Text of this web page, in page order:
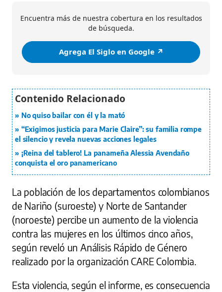
Encuentra más de nuestra cobertura en los resultados
de búsqueda.
Agrega El Siglo en Google ↗️
No quiso bailar con él y la mató
“Exigimos justicia para Marie Claire”: su familia rompe
el silencio y revela nuevas acciones legales
¡Reina del tablero! La panameña Alessia Avendaño
conquista el oro panamericano
La población de los departamentos colombianos
de Nariño (suroeste) y Norte de Santander
(noroeste) percibe un aumento de la violencia
contra las mujeres en los últimos cinco años,
según reveló un Análisis Rápido de Género
realizado por la organización CARE Colombia.
Esta violencia, según el informe, es consecuencia